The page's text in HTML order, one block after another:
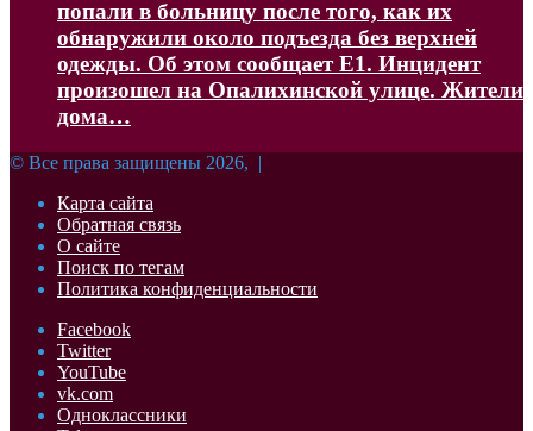
попали в больницу после того, как их
обнаружили около подъезда без верхней
одежды. Об этом сообщает Е1. Инцидент
произошел на Опалихинской улице. Жители
дома…
© Все права защищены 2026, |
Карта сайта
Обратная связь
О сайте
Поиск по тегам
Политика конфиденциальности
Facebook
Twitter
YouTube
vk.com
Одноклассники